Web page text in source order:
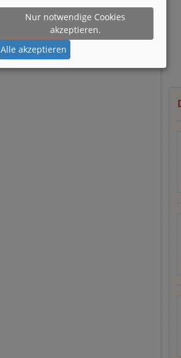
Nur notwendige Cookies
akzeptieren.
Alle akzeptieren